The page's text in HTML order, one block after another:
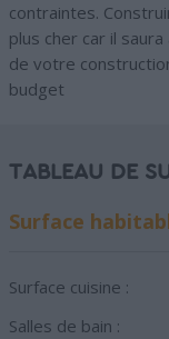
contraintes.
plus cher car il
de votre
budget
TABLEAU DE
Surface
Surface cuisine :
Salles de bain :